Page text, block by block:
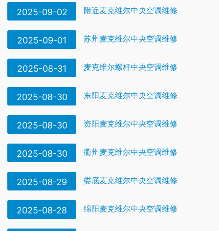
2025-09-02 附近麦克维尔中央空调维修
2025-09-01 苏州麦克维尔中央空调维修
2025-08-31 麦克维尔螺杆中央空调维修
2025-08-30 东阳麦克维尔中央空调维修
2025-08-30 资阳麦克维尔中央空调维修
2025-08-30 衢州麦克维尔中央空调维修
2025-08-29 娄底麦克维尔中央空调维修
2025-08-28 绵阳麦克维尔中央空调维修